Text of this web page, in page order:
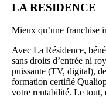
LA RESIDENCE
Mieux qu’une
Avec La Résidence,
sans droits d’entrée ni
puissante (TV, digital),
formation certifié
votre rentabilité. Le tout,